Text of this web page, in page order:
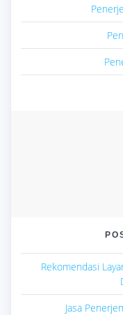
Rekomendasi
Jasa